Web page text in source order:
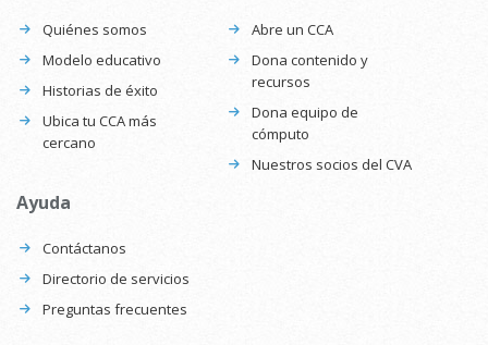
Quiénes somos
Modelo educativo
Historias de éxito
Ubica tu CCA más
cercano
Abre un CCA
Dona contenido y
recursos
Dona equipo de
cómputo
Nuestros socios del CVA
Ayuda
Contáctanos
Directorio de servicios
Preguntas frecuentes